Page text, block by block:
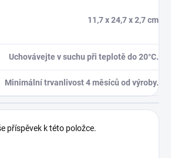
11,7 x 24,7 x 2,7 cm
Uchovávejte v suchu při teplotě do 20°C.
Minimální trvanlivost 4 měsíců od výroby.
příspěvek k této položce.